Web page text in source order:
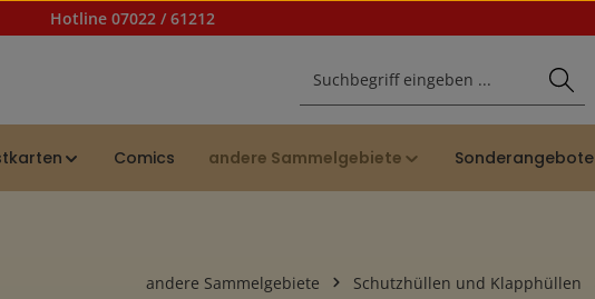
Hotline 07022 / 61212
Comics andere Sammelgebiete Sonderangebote
andere Sammelgebiete Schutzhüllen und Klapphüllen